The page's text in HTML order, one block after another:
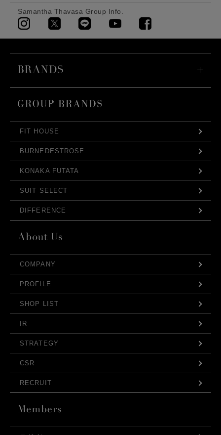
Samantha Thavasa Group Info.
FIT HOUSE
BURNEDESTROSE
KONAKA FUTATA
SUIT SELECT
DIFFERENCE
COMPANY
PROFILE
SHOP LIST
IR
STRATEGY
CSR
RECRUIT